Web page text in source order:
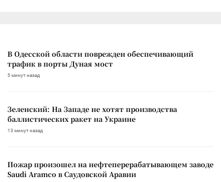
В Одесской области поврежден обеспечивающий
трафик в порты Дуная мост
5 минут назад
Зеленский: На Западе не хотят производства
баллистических ракет на Украине
13 минут назад
Пожар произошел на нефтеперерабатывающем заводе
Saudi Aramco в Саудовской Аравии